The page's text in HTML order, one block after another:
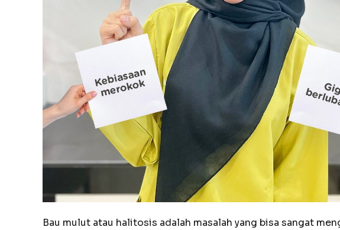
Bau mulut atau halitosis adalah masalah yang bisa sangat